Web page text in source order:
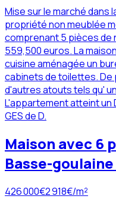
Mise sur le marché dans
propriété non meublée
comprenant 5 pièces de
559,500 euros. La
cuisine aménagée un
cabinets de toilettes.
d'autres atouts tels qu'
L'appartement atteint un
GES de D.
Maison avec 6
Basse-goulaine
426 000€2 918€/m²